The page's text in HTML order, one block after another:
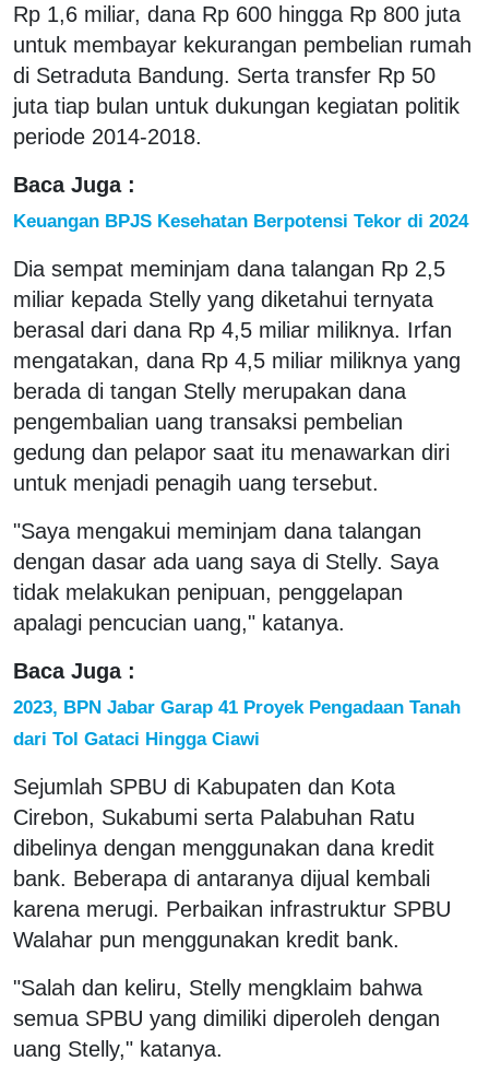
Rp 1,6 miliar, dana Rp 600 hingga Rp 800 juta
untuk membayar kekurangan pembelian rumah
di Setraduta Bandung. Serta transfer Rp 50
juta tiap bulan untuk dukungan kegiatan politik
periode 2014-2018.
Baca Juga :
Keuangan BPJS Kesehatan Berpotensi Tekor di 2024
Dia sempat meminjam dana talangan Rp 2,5
miliar kepada Stelly yang diketahui ternyata
berasal dari dana Rp 4,5 miliar miliknya. Irfan
mengatakan, dana Rp 4,5 miliar miliknya yang
berada di tangan Stelly merupakan dana
pengembalian uang transaksi pembelian
gedung dan pelapor saat itu menawarkan diri
untuk menjadi penagih uang tersebut.
"Saya mengakui meminjam dana talangan
dengan dasar ada uang saya di Stelly. Saya
tidak melakukan penipuan, penggelapan
apalagi pencucian uang," katanya.
Baca Juga :
2023, BPN Jabar Garap 41 Proyek Pengadaan Tanah
dari Tol Gataci Hingga Ciawi
Sejumlah SPBU di Kabupaten dan Kota
Cirebon, Sukabumi serta Palabuhan Ratu
dibelinya dengan menggunakan dana kredit
bank. Beberapa di antaranya dijual kembali
karena merugi. Perbaikan infrastruktur SPBU
Walahar pun menggunakan kredit bank.
"Salah dan keliru, Stelly mengklaim bahwa
semua SPBU yang dimiliki diperoleh dengan
uang Stelly," katanya.